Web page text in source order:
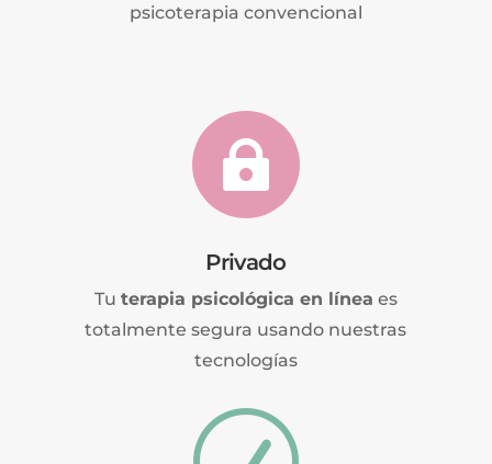
psicoterapia convencional

Privado
Tu terapia psicológica en línea es
totalmente segura usando nuestras
tecnologías